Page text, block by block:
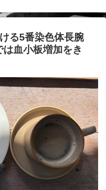
る5番染色体長腕
血小板増加をき